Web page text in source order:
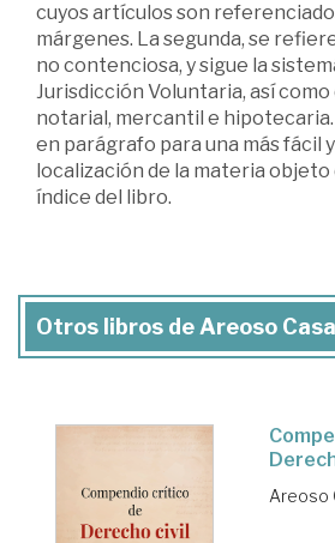
cuyos artículos son
márgenes. La segunda, se
no contenciosa, y sigue la
Jurisdicción Voluntaria, así
notarial, mercantil e hipotecaria.
en parágrafo para una más fácil
localización de la materia objeto
índice del libro.
Otros libros de Areoso
Areoso